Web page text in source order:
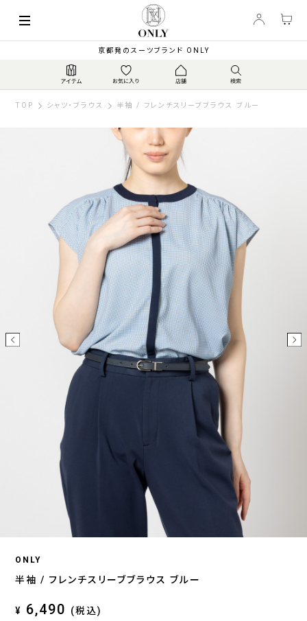
京都発のスーツブランド ONLY
TOP シャツ・ブラウス 半袖 / フレンチスリーブブラウス ブルー
ONLY
半袖 / フレンチスリーブブラウス ブルー
¥ 6,490 (税込)